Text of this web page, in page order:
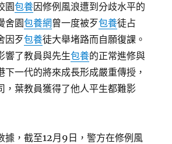
園包養因修例風浪遭到分歧水平的
舍園包養網 曾一度被歹包養徒占
因歹包養徒大舉堵路而自願復課。
響了教員與先生包養的正常進修與
下一代的將來成長形成嚴重傳授，
，葉教員獲得了他人平生都難影
據，截至12月9日，警方在修例風